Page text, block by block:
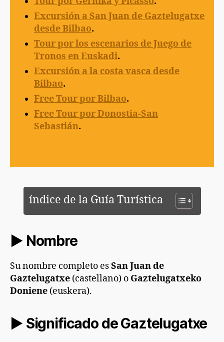
Excursión a San Juan de Gaztelugatxe
desde Bilbao.
Tour por los escenarios de Juego de
Tronos en Euskadi.
Excursión a la costa vasca desde
Bilbao.
Free Tour por Bilbao.
Free Tour por Donostia-San
Sebastián.
índice de la Guía Turística
► Nombre
Su nombre completo esSan Juan de
Gaztelugatxe (castellano) o Gaztelugatxeko
Doniene (euskera).
► Significado de Gaztelugatxe